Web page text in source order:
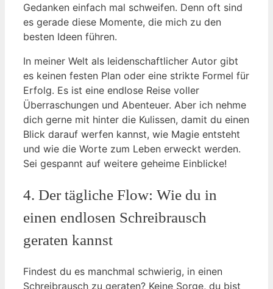
Gedanken einfach mal schweifen. Denn oft sind
es gerade diese Momente, die mich zu den
besten Ideen führen.
In meiner Welt als leidenschaftlicher Autor gibt
es keinen festen Plan oder eine strikte Formel für
Erfolg. Es ist eine endlose Reise voller
Überraschungen und Abenteuer. Aber ich nehme
dich gerne mit hinter die Kulissen, damit du einen
Blick darauf werfen kannst, wie Magie entsteht
und wie die Worte zum Leben erweckt werden.
Sei gespannt auf weitere geheime Einblicke!
4. Der tägliche Flow: Wie du in
einen endlosen Schreibrausch
geraten kannst
Findest du es manchmal schwierig, in einen
Schreibrausch zu geraten? Keine Sorge, du bist